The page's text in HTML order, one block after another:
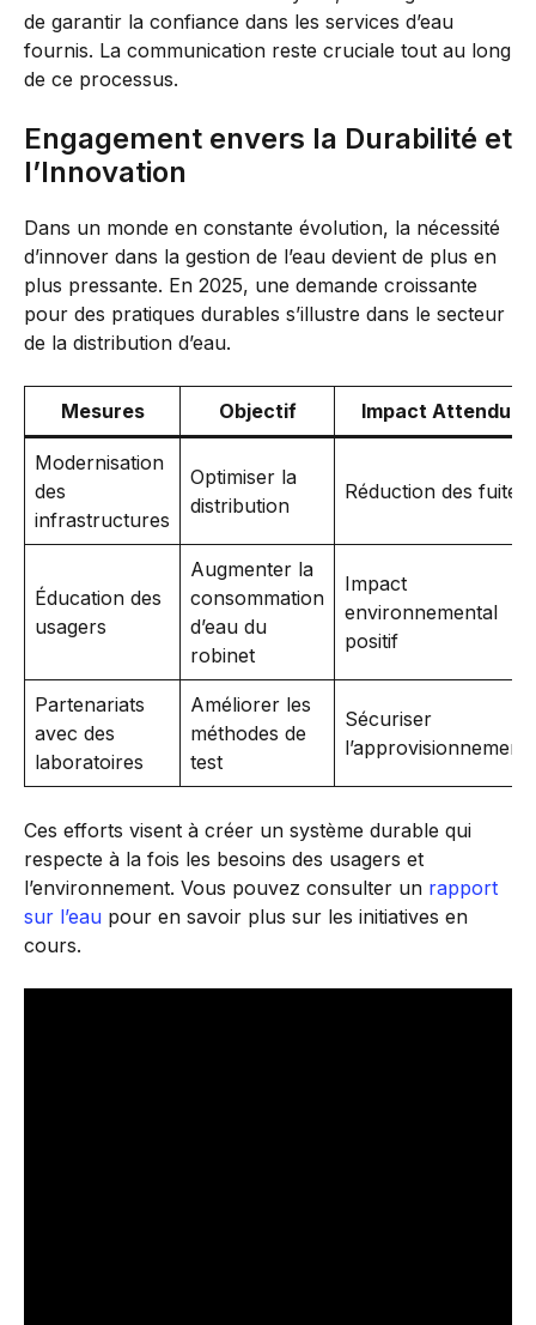
de garantir la confiance dans les services d’eau
fournis. La communication reste cruciale tout au long
de ce processus.
Engagement envers la Durabilité et
l’Innovation
Dans un monde en constante évolution, la nécessité
d’innover dans la gestion de l’eau devient de plus en
plus pressante. En 2025, une demande croissante
pour des pratiques durables s’illustre dans le secteur
de la distribution d’eau.
Mesures Objectif Impact Attendu
Modernisation
des
infrastructures
Optimiser la
distribution
Réduction des fuites
Éducation des
usagers
Augmenter la
consommation
d’eau du
robinet
Impact
environnemental
positif
Partenariats
avec des
laboratoires
Améliorer les
méthodes de
test
Sécuriser
l’approvisionnement
Ces efforts visent à créer un système durable qui
respecte à la fois les besoins des usagers et
l’environnement. Vous pouvez consulter un rapport
sur l’eau pour en savoir plus sur les initiatives en
cours.